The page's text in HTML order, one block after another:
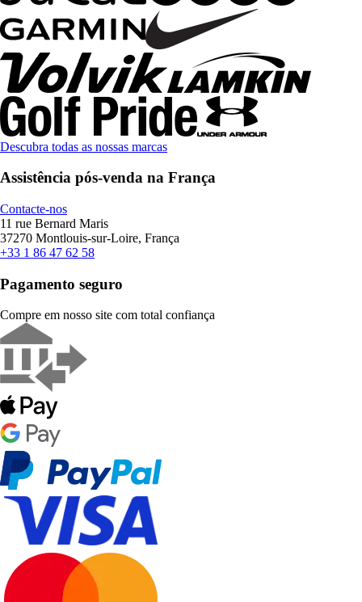
Descubra todas as nossas marcas
Assistência pós-venda na França
Contacte-nos
11 rue Bernard Maris
37270 Montlouis-sur-Loire, França
+33 1 86 47 62 58
Pagamento seguro
Compre em nosso site com total confiança